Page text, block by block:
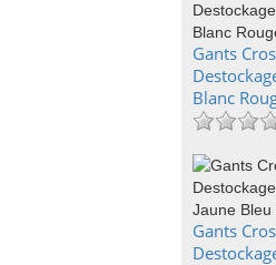
Gants
Blanc
Gants